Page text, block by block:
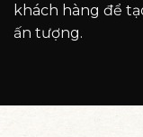
khách hàng để
ấn tượng.